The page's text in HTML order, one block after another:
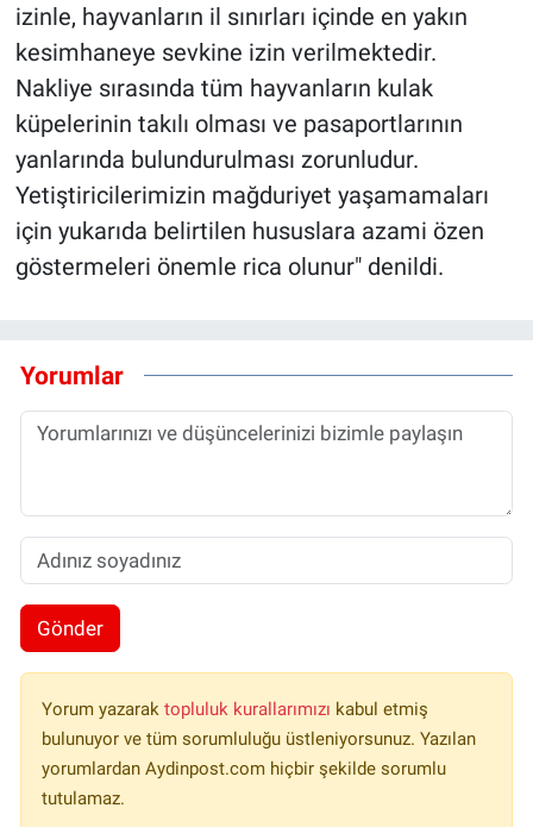
izinle, hayvanların il sınırları içinde en yakın
kesimhaneye sevkine izin verilmektedir.
Nakliye sırasında tüm hayvanların kulak
küpelerinin takılı olması ve pasaportlarının
yanlarında bulundurulması zorunludur.
Yetiştiricilerimizin mağduriyet yaşamamaları
için yukarıda belirtilen hususlara azami özen
göstermeleri önemle rica olunur" denildi.
Yorumlar
Gönder
Yorum yazarak topluluk kurallarımızı kabul etmiş
bulunuyor ve tüm sorumluluğu üstleniyorsunuz. Yazılan
yorumlardan Aydinpost.com hiçbir şekilde sorumlu
tutulamaz.